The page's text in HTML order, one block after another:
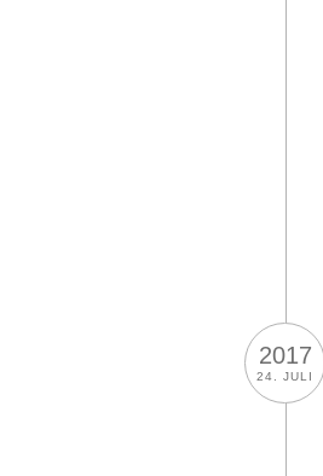
2017
24. JULI